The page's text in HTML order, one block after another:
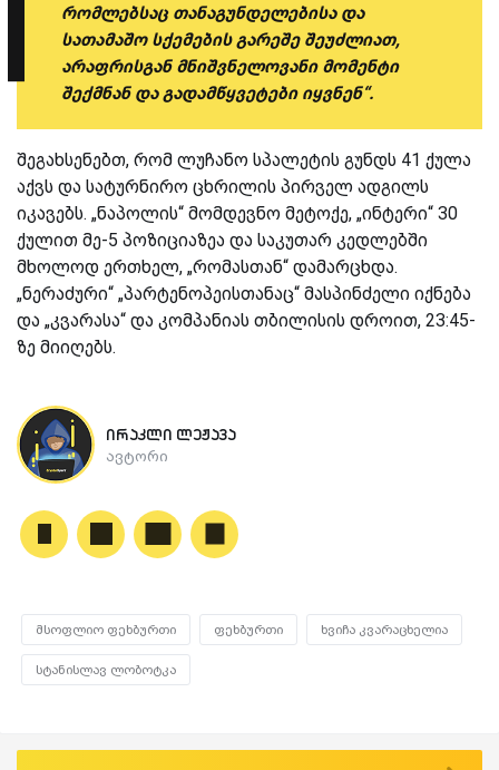
რომლებსაც თანაგუნდელებისა და
სათამაშო სქემების გარეშე შეუძლიათ,
არაფრისგან მნიშვნელოვანი მომენტი
შექმნან და გადამწყვეტები იყვნენ“.
შეგახსენებთ, რომ ლუჩანო სპალეტის გუნდს 41 ქულა
აქვს და სატურნირო ცხრილის პირველ ადგილს
იკავებს. „ნაპოლის“ მომდევნო მეტოქე, „ინტერი“ 30
ქულით მე-5 პოზიციაზეა და საკუთარ კედლებში
მხოლოდ ერთხელ, „რომასთან“ დამარცხდა.
„ნერაძური“ „პარტენოპეისთანაც“ მასპინძელი იქნება
და „კვარასა“ და კომპანიას თბილისის დროით, 23:45-
ზე მიიღებს.
ირაკლი ლეჟავა
ავტორი
მსოფლიო ფეხბურთი ფეხბურთი ხვიჩა კვარაცხელია
სტანისლავ ლობოტკა